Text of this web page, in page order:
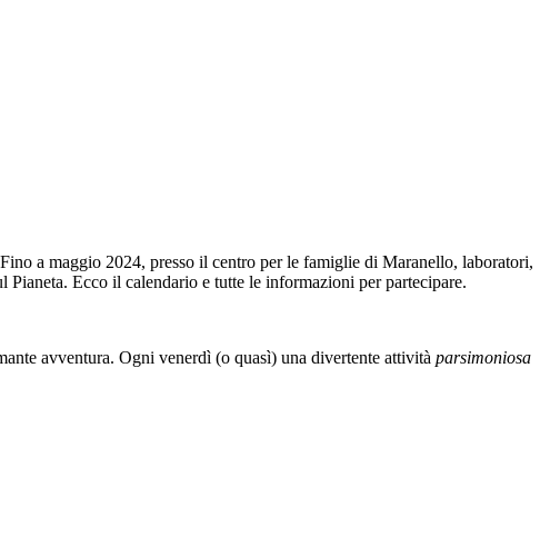
a maggio 2024, presso il centro per le famiglie di Maranello, laboratori,
Ecco il calendario e tutte le informazioni per partecipare.
avventura. Ogni venerdì (o quasì) una divertente attività parsimoniosa